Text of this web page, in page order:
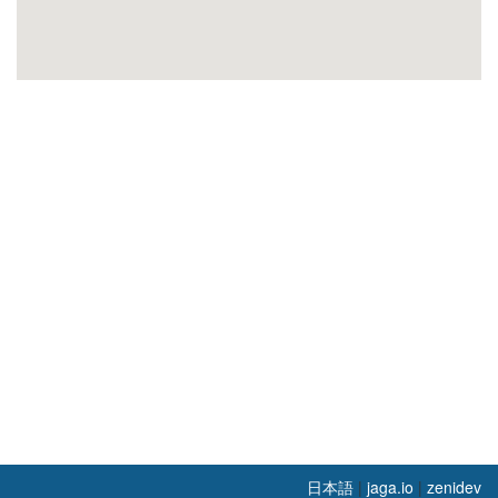
日本語 | jaga.io | zenidev